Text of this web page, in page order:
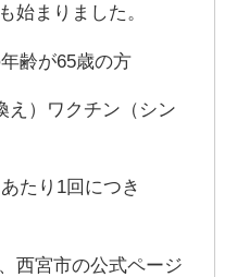
始まりました。
齢が65歳の方
え）ワクチン（シン
たり1回につき
西宮市の公式ページ